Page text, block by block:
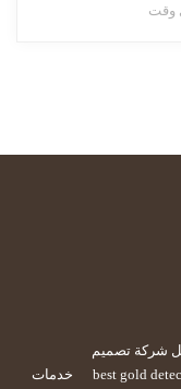
وقت
شركة تصميم
best gold
خدمات